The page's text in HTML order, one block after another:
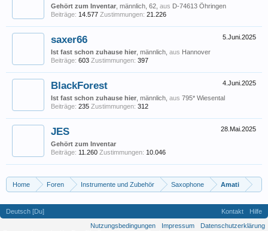
Gehört zum Inventar , männlich, 62, aus D-74613 Öhringen
Beiträge: 14.577 Zustimmungen: 21.226
5.Juni.2025
saxer66
Ist fast schon zuhause hier , männlich, aus Hannover
Beiträge: 603 Zustimmungen: 397
4.Juni.2025
BlackForest
Ist fast schon zuhause hier , männlich, aus 795* Wiesental
Beiträge: 235 Zustimmungen: 312
28.Mai.2025
JES
Gehört zum Inventar
Beiträge: 11.260 Zustimmungen: 10.046
Home Foren Instrumente und Zubehör Saxophone Amati
Deutsch [Du] Kontakt
Hilfe
Nutzungsbedingungen
Impressum
Datenschutzerklärung